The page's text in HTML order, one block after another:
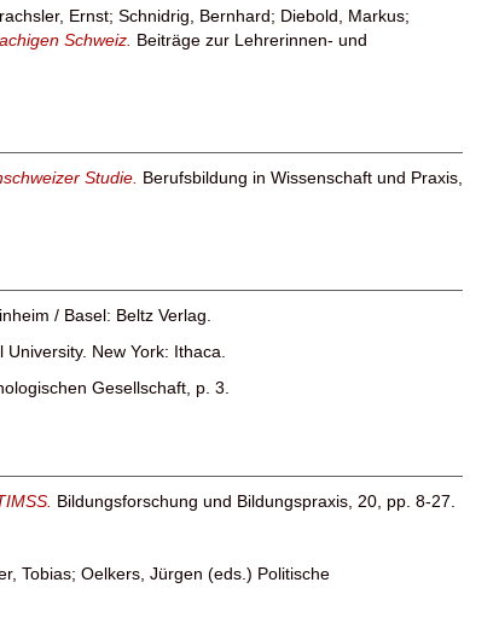
Ernst; Schnidrig, Bernhard; Diebold, Markus;
Schweiz. Beiträge zur Lehrerinnen- und
Studie. Berufsbildung in Wissenschaft und Praxis,
/ Basel: Beltz Verlag.
New York: Ithaca.
Gesellschaft, p. 3.
Bildungsforschung und Bildungspraxis, 20, pp. 8-27.
Tobias; Oelkers, Jürgen (eds.) Politische